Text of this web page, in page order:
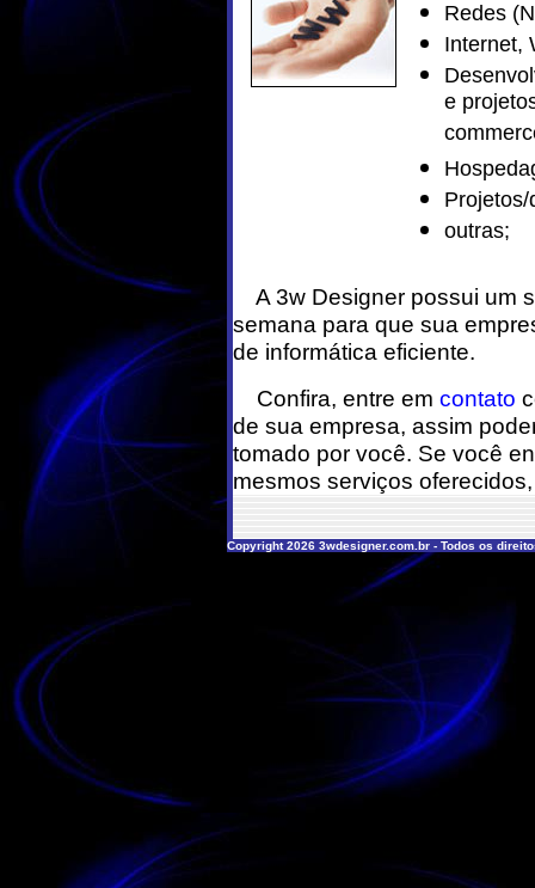
Redes
Internet,
e
outras;
A 3w Designer possui um
semana para que sua
de informática eficiente.
Confira, entre em contato
de sua empresa, assim
tomado por você. Se você
mesmos serviços
Copyright 2026 3wdesigner.com.br - Todos os